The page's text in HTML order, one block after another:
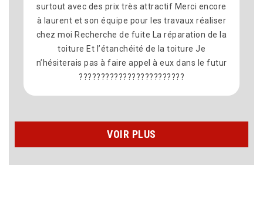
attractif Merci encore
les travaux réaliser
fuite La réparation de la
de la toiture Je
à eux dans le futur
délais ont été respectés et
propre à la fin. Merci pour
recommande vivement
VOIR PLUS